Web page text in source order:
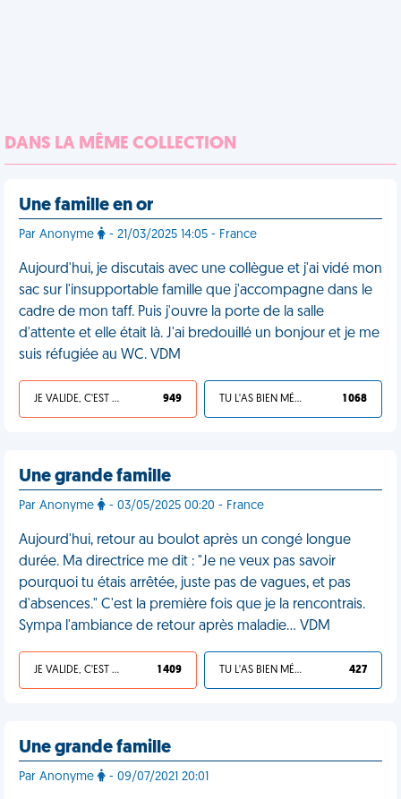
DANS LA MÊME COLLECTION
Une famille en or
Par Anonyme - 21/03/2025 14:05 - France
Aujourd'hui, je discutais avec une collègue et j'ai vidé mon
sac sur l'insupportable famille que j'accompagne dans le
cadre de mon taff. Puis j'ouvre la porte de la salle
d'attente et elle était là. J'ai bredouillé un bonjour et je me
suis réfugiée au WC. VDM
JE VALIDE, C'EST UNE VDM 949 TU L'AS BIEN MÉRITÉ 1 068
Une grande famille
Par Anonyme - 03/05/2025 00:20 - France
Aujourd'hui, retour au boulot après un congé longue
durée. Ma directrice me dit : "Je ne veux pas savoir
pourquoi tu étais arrêtée, juste pas de vagues, et pas
d'absences." C'est la première fois que je la rencontrais.
Sympa l'ambiance de retour après maladie… VDM
JE VALIDE, C'EST UNE VDM 1 409 TU L'AS BIEN MÉRITÉ 427
Une grande famille
Par Anonyme - 09/07/2021 20:01